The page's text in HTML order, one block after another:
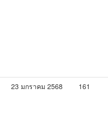
23 มกราคม 2568 161